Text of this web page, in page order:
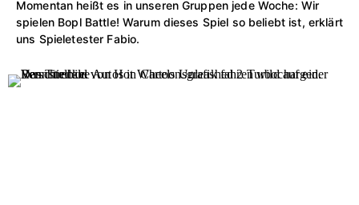
Momentan heißt es in unseren Gruppen jede Woche: Wir
spielen Bopl Battle! Warum dieses Spiel so beliebt ist, erklärt
uns Spieletester Fabio.